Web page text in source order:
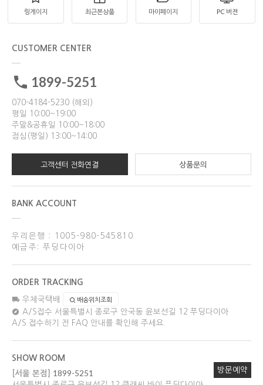
링게이지 최근본상품 마이페이지 PC 버젼
CUSTOMER CENTER
1899-5251
070-4184-5230 (해외)
평일 10:00~19:00
주말&공휴일 10:00~18:00
점심(평일) 13:00~14:00
고객센터 전화연결 상품문의
BANK ACCOUNT
우리은행 : 1005-980-545810
예금주: 푸딩다이아
ORDER TRACKING
우체국택배 배송위치조회
A/S접수 서울특별시 종로구 안국동 윤보선길 12 푸딩다이아
A/S 접수하기 전 FAQ 안내를 확인해 주세요.
SHOW ROOM
[서울 본점] 1899-5251 방문예약